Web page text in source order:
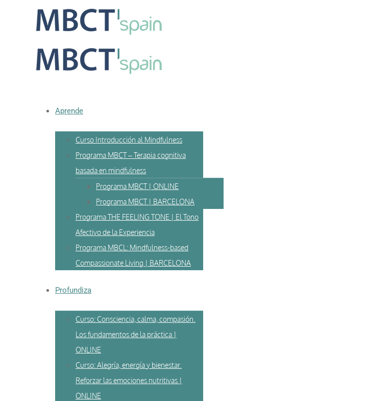
Aprende
Curso Introducción al Mindfulness
Programa MBCT – Terapia cognitiva
basada en mindfulness
Programa MBCT | ONLINE
Programa MBCT | BARCELONA
Programa THE FEELING TONE | El Tono
Afectivo de la Experiencia
Programa MBCL: Mindfulness-based
Compassionate Living | BARCELONA
Profundiza
Curso: Consciencia, calma, compasión.
Los fundamentos de la práctica |
ONLINE
Curso: Alegría, energía y bienestar.
Reforzar las emociones nutritivas |
ONLINE